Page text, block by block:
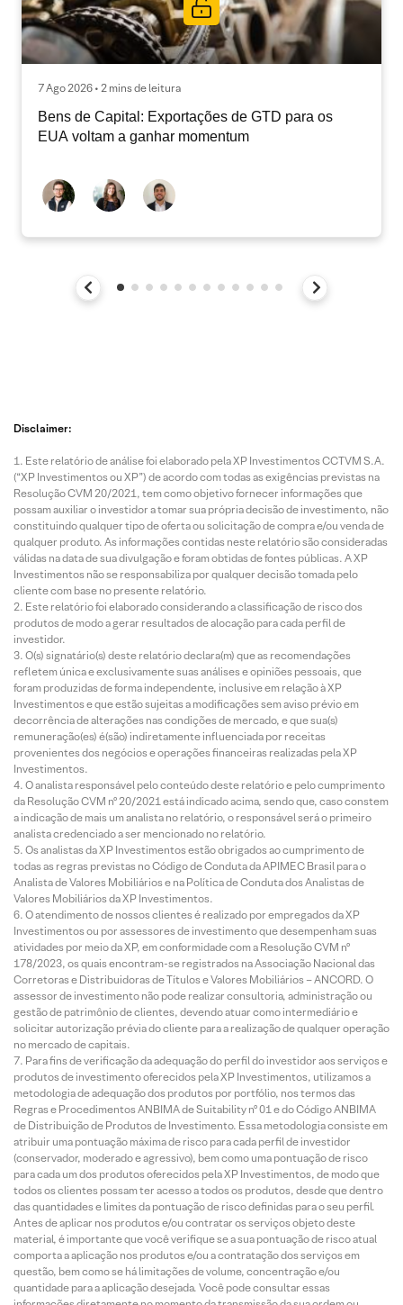
7 Ago 2026 • 2 mins de leitura
Bens de Capital: Exportações de GTD para os
EUA voltam a ganhar momentum
Disclaimer:
Este relatório de análise foi elaborado pela XP Investimentos CCTVM S.A.
(“XP Investimentos ou XP”) de acordo com todas as exigências previstas na
Resolução CVM 20/2021, tem como objetivo fornecer informações que
possam auxiliar o investidor a tomar sua própria decisão de investimento, não
constituindo qualquer tipo de oferta ou solicitação de compra e/ou venda de
qualquer produto. As informações contidas neste relatório são consideradas
válidas na data de sua divulgação e foram obtidas de fontes públicas. A XP
Investimentos não se responsabiliza por qualquer decisão tomada pelo
cliente com base no presente relatório.
Este relatório foi elaborado considerando a classificação de risco dos
produtos de modo a gerar resultados de alocação para cada perfil de
investidor.
O(s) signatário(s) deste relatório declara(m) que as recomendações
refletem única e exclusivamente suas análises e opiniões pessoais, que
foram produzidas de forma independente, inclusive em relação à XP
Investimentos e que estão sujeitas a modificações sem aviso prévio em
decorrência de alterações nas condições de mercado, e que sua(s)
remuneração(es) é(são) indiretamente influenciada por receitas
provenientes dos negócios e operações financeiras realizadas pela XP
Investimentos.
O analista responsável pelo conteúdo deste relatório e pelo cumprimento
da Resolução CVM nº 20/2021 está indicado acima, sendo que, caso constem
a indicação de mais um analista no relatório, o responsável será o primeiro
analista credenciado a ser mencionado no relatório.
Os analistas da XP Investimentos estão obrigados ao cumprimento de
todas as regras previstas no Código de Conduta da APIMEC Brasil para o
Analista de Valores Mobiliários e na Política de Conduta dos Analistas de
Valores Mobiliários da XP Investimentos.
O atendimento de nossos clientes é realizado por empregados da XP
Investimentos ou por assessores de investimento que desempenham suas
atividades por meio da XP, em conformidade com a Resolução CVM nº
178/2023, os quais encontram-se registrados na Associação Nacional das
Corretoras e Distribuidoras de Títulos e Valores Mobiliários – ANCORD. O
assessor de investimento não pode realizar consultoria, administração ou
gestão de patrimônio de clientes, devendo atuar como intermediário e
solicitar autorização prévia do cliente para a realização de qualquer operação
no mercado de capitais.
Para fins de verificação da adequação do perfil do investidor aos serviços e
produtos de investimento oferecidos pela XP Investimentos, utilizamos a
metodologia de adequação dos produtos por portfólio, nos termos das
Regras e Procedimentos ANBIMA de Suitability nº 01 e do Código ANBIMA
de Distribuição de Produtos de Investimento. Essa metodologia consiste em
atribuir uma pontuação máxima de risco para cada perfil de investidor
(conservador, moderado e agressivo), bem como uma pontuação de risco
para cada um dos produtos oferecidos pela XP Investimentos, de modo que
todos os clientes possam ter acesso a todos os produtos, desde que dentro
das quantidades e limites da pontuação de risco definidas para o seu perfil.
Antes de aplicar nos produtos e/ou contratar os serviços objeto deste
material, é importante que você verifique se a sua pontuação de risco atual
comporta a aplicação nos produtos e/ou a contratação dos serviços em
questão, bem como se há limitações de volume, concentração e/ou
quantidade para a aplicação desejada. Você pode consultar essas